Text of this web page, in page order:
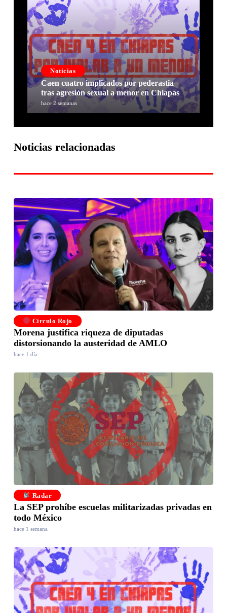
Noticias
Caen cuatro implicados por pederastia
tras agresión sexual a menor en Chiapas
hace 2 semanas
Noticias relacionadas
Círculo Rojo
Morena justifica riqueza de diputadas
distorsionando la austeridad de AMLO
hace 1 día
Radar
La SEP prohíbe escuelas militarizadas privadas en
todo México
hace 1 semana